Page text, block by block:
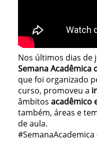
Nos últimos dias de
Semana Acadêmica
que foi organizado
curso, promoveu a
âmbitosacadêmico
também, áreas e
de aula.